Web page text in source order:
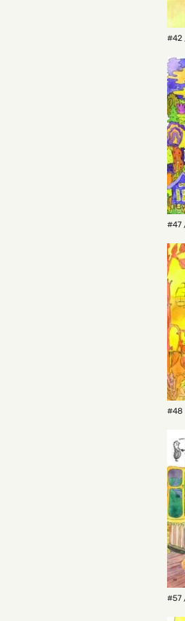
#42
#47
#48
#57